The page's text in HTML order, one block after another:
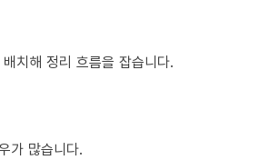
치해 정리 흐름을 잡습니다.
가 많습니다.